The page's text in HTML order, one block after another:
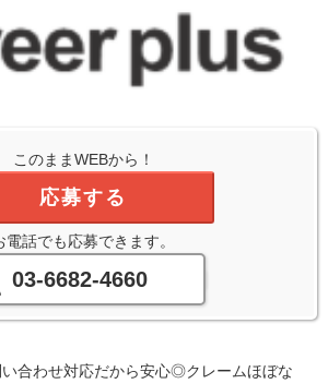
このままWEBから！
応募する
電話でも応募できます。
03-6682-4660
い合わせ対応だから安心◎クレームほぼな